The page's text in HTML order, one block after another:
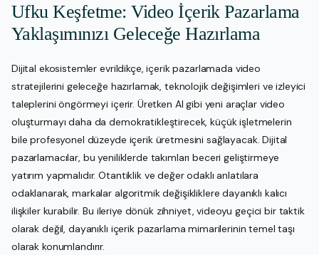
Ufku Keşfetme: Video İçerik Pazarlama
Yaklaşımınızı Geleceğe Hazırlama
Dijital ekosistemler evrildikçe, içerik pazarlamada video
stratejilerini geleceğe hazırlamak, teknolojik değişimleri ve izleyici
taleplerini öngörmeyi içerir. Üretken AI gibi yeni araçlar video
oluşturmayı daha da demokratikleştirecek, küçük işletmelerin
bile profesyonel düzeyde içerik üretmesini sağlayacak. Dijital
pazarlamacılar, bu yeniliklerde takımları beceri geliştirmeye
yatırım yapmalıdır. Otantiklik ve değer odaklı anlatılara
odaklanarak, markalar algoritmik değişikliklere dayanıklı kalıcı
ilişkiler kurabilir. Bu ileriye dönük zihniyet, videoyu geçici bir taktik
olarak değil, dayanıklı içerik pazarlama mimarilerinin temel taşı
olarak konumlandırır.